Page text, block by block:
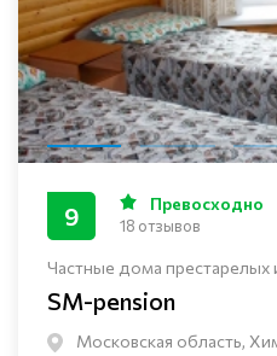
Частные дома престарелых
SM-pension
Московская область,
9 Превосходно
18 отзывов